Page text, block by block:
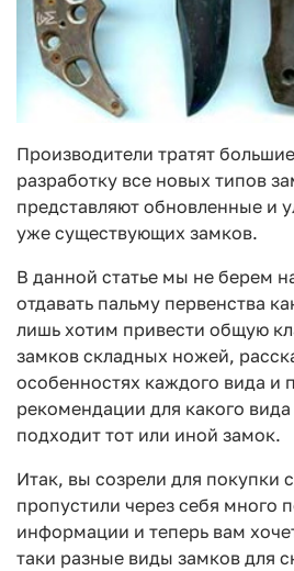
Производители тратят
разработку все новых типов
представляют обновленные и
уже существующих замков.
В данной статье мы не берем
отдавать пальму первенства
лишь хотим привести общую
замков складных ножей,
особенностях каждого вида и
рекомендации для какого вида
подходит тот или иной замок.
Итак, вы созрели для покупки
пропустили через себя много
информации и теперь вам
таки разные виды замков для